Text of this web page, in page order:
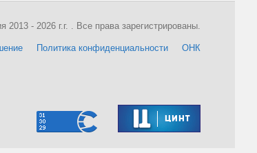
Политика конфиденциальности ОНК
- 2026 г.г. . Все права зарегистрированы.